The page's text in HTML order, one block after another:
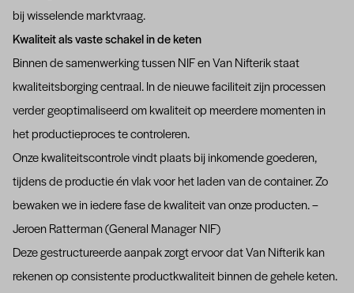
bij wisselende marktvraag.
Kwaliteit als vaste schakel in de keten
Binnen de samenwerking tussen NIF en Van Nifterik staat
kwaliteitsborging centraal. In de nieuwe faciliteit zijn processen
verder geoptimaliseerd om kwaliteit op meerdere momenten in
het productieproces te controleren.
Onze kwaliteitscontrole vindt plaats bij inkomende goederen,
tijdens de productie én vlak voor het laden van de container. Zo
bewaken we in iedere fase de kwaliteit van onze producten. –
Jeroen Ratterman (General Manager NIF)
Deze gestructureerde aanpak zorgt ervoor dat Van Nifterik kan
rekenen op consistente productkwaliteit binnen de gehele keten.